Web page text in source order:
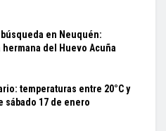
búsqueda en Neuquén:
del Huevo Acuña
temperaturas entre 20°C y
sábado 17 de enero